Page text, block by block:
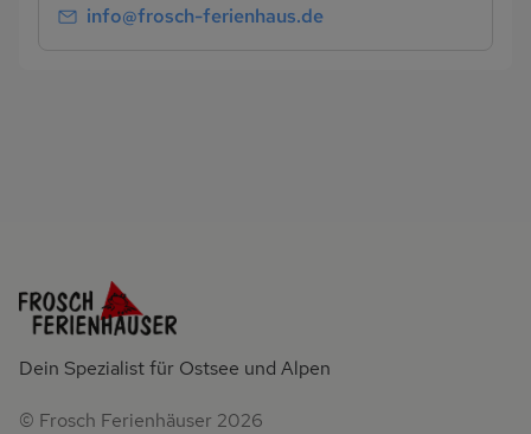
info@frosch-ferienhaus.de
Dein Spezialist für Ostsee und Alpen
© Frosch Ferienhäuser 2026